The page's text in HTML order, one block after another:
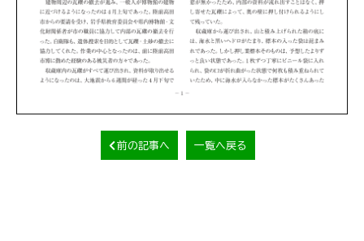
前の記事へ 一覧へ戻る